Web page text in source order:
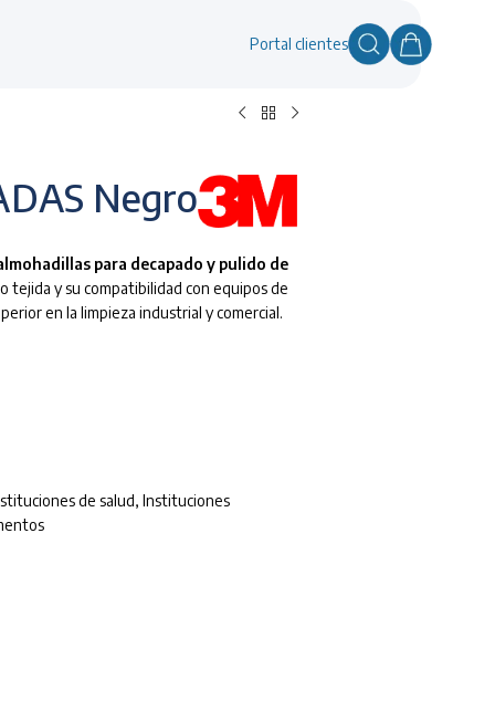
Portal clientes
Negro
para decapado y pulido de
tejida y su compatibilidad con equipos de
en la limpieza industrial y comercial.
de salud, Instituciones